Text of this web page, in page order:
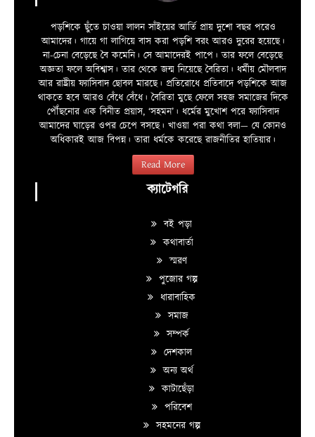
পড়শিকে ছুঁতে চাওয়া লালন সাঁইয়ের আর্তি প্রায় দুশো বছর পরেও
আমাদের। গায়ে গা লাগিয়ে বাস করা পড়শি বরং আরও দুরের হয়েছে।
না-চেনা বেড়েছে বৈ কমেনি। সে আমাদেরই পাপে। তার ফলে বেড়েছে
অজ্ঞতা ফলে অবিশ্বাস। তার থেকে জন্ম নিয়েছে বৈরিতা। ধর্মীয় মৌলবাদ
আর রাষ্ট্রীয় ফ্যাসিবাদ ছোবল মারছে। প্রতিরোধে প্রতিবাদে পড়শিকে আজ
থাকতে হবে আরও বেঁধে বেঁধে। বৈরিতা মুছে ফেলে সহজ সমাজের দিকে
পৌঁছনোর এক বিনীত প্রয়াস, ‘সহমন’। ধর্মের মুখোশ পরে ফ্যাসিবাদ
আমাদের ঘাড়ের ওপর চেপে বসছে। খাওয়া পরা কথা বলা—­­ যে কোনও
অধিকারই আজ বিপন্ন। তারা ধর্মকে করেছে রাজনীতির হাতিয়ার।
Read More
ক্যাটেগরি
বই পড়া
কথাবার্তা
স্মরণ
পুজোর গল্প
ধারাবাহিক
সমাজ
সম্পর্ক
দেশকাল
অন্য অর্থ
কাটাছেঁড়া
পরিবেশ
সহমনের গল্প